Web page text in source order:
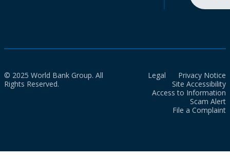
© 2025 World Bank Group. All
Rights Reserved.
Legal
Privacy Notice
Site Accessibility
Access to Information
Scam Alert
File a Complaint